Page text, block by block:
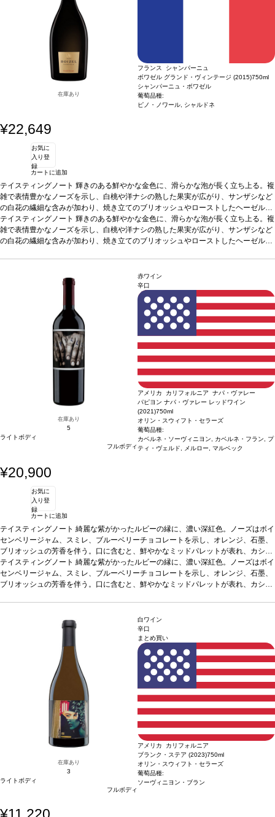
在庫あり
フランス シャンパーニュ
ボワゼル グランド・ヴィンテージ (2015)750ml
シャンパーニュ・ボワゼル
葡萄品種:
ピノ・ノワール, シャルドネ
¥22,649
お気に
入り登
録
カートに追加
テイスティングノート 輝きのある鮮やかな金色に、滑らかな泡が長く立ち上る。複
雑で表情豊かなノーズを示し、白桃や洋ナシの熟した果実が広がり、サンザシなど
の白花の繊細な含みが加わり、焼き立てのブリオッシュやローストしたヘーゼルナ
ッツのほのかな芳香が締めくくる。口に含むと、クリーミーなテクスチャーと活気
のある爽やかさに魅了され、アプリコットやマンゴーなどの果物の風味がハチミツ
やトーストと見事に調和している。微かなミネラルが深味を与え、持続するフィニ
テイスティングノート 輝きのある鮮やかな金色に、滑らかな泡が長く立ち上る。複
雑で表情豊かなノーズを示し、白桃や洋ナシの熟した果実が広がり、サンザシなど
の白花の繊細な含みが加わり、焼き立てのブリオッシュやローストしたヘーゼルナ
やトーストと見事に調和している。微かなミネラルが深味を与え、持続するフィニ
ッシュが心地良いフレッシュさとエレガンスの余韻へと導く。
在庫あり
5
ライトボディ
フルボディ
赤ワイン
辛口
アメリカ カリフォルニア ナパ・ヴァレー
パピヨン ナパ・ヴァレー レッドワイン
(2021)750ml
オリン・スウィフト・セラーズ
葡萄品種:
カベルネ・ソーヴィニヨン, カベルネ・フラン, プ
ティ・ヴェルド, メルロー, マルベック
¥20,900
お気に
入り登
録
カートに追加
テイスティングノート 綺麗な紫がかったルビーの縁に、濃い深紅色。ノーズはボイ
センベリージャム、スミレ、ブルーベリーチョコレートを示し、オレンジ、石墨、
ブリオッシュの芳香を伴う。口に含むと、鮮やかなミッドパレットが表れ、カシ
ス、ブラックベリー、ベーキングスパイスをしっかりと感じる。包み込むようなテ
クスチャーを持ち、石灰質でドライなタンニンに、長い余韻のフィニッシュで締め
くくられる合う料理赤身肉、ステーキ、パスタ、熟成チーズなどと好相性
葡萄品
自動的に次のヴィンテージに変更されます、ご了承ください。
テイスティングノート 綺麗な紫がかったルビーの縁に、濃い深紅色。ノーズはボイ
センベリージャム、スミレ、ブルーベリーチョコレートを示し、オレンジ、石墨、
ブリオッシュの芳香を伴う。口に含むと、鮮やかなミッドパレットが表れ、カシ
赤身肉、ステーキ、パスタ、熟成チーズなどと好相性
カベルネ・ソーヴィニヨン、カベルネ・フラン、マルベック、メルロー、プテ
*本ヴィンテージが在庫切れの場合、在庫があり価格が同様の場合は
自動的に次のヴィンテージに変更されます、ご了承ください。
在庫あり
3
ライトボディ
フルボディ
白ワイン
辛口
まとめ買い
アメリカ カリフォルニア
ブランク・ステア (2023)750ml
オリン・スウィフト・セラーズ
葡萄品種:
ソーヴィニヨン・ブラン